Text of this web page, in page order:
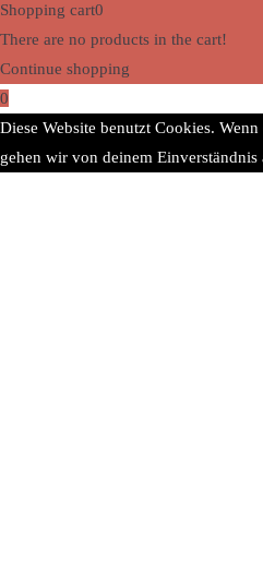
Shopping cart0
There are no products in the cart!
Continue shopping
0
Diese Website benutzt Cookies.
gehen wir von deinem Einverständnis